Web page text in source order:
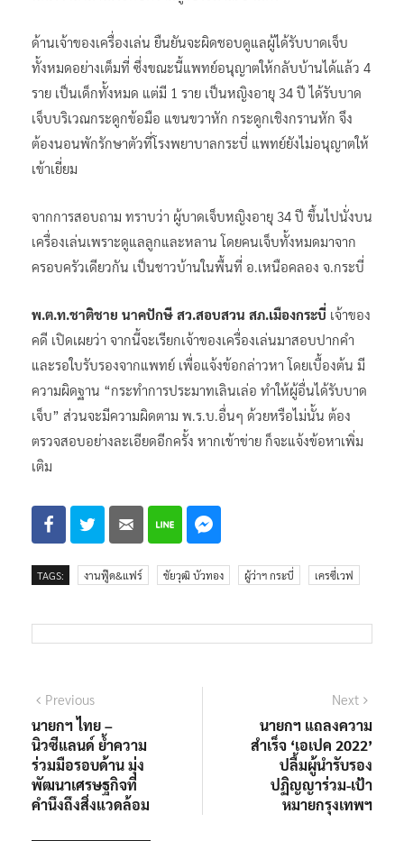
ด้านเจ้าของเครื่องเล่น ยืนยันจะผิดชอบดูแลผู้ได้รับบาดเจ็บ
ทั้งหมดอย่างเต็มที่ ซึ่งขณะนี้แพทย์อนุญาตให้กลับบ้านได้แล้ว 4
ราย เป็นเด็กทั้งหมด แต่มี 1 ราย เป็นหญิงอายุ 34 ปี ได้รับบาด
เจ็บบริเวณกระดูกข้อมือ แขนขวาหัก กระดูกเชิงกรานหัก จึง
ต้องนอนพักรักษาตัวที่โรงพยาบาลกระบี่ แพทย์ยังไม่อนุญาตให้
เข้าเยี่ยม
จากการสอบถาม ทราบว่า ผู้บาดเจ็บหญิงอายุ 34 ปี ขึ้นไปนั่งบน
เครื่องเล่นเพราะดูแลลูกและหลาน โดยคนเจ็บทั้งหมดมาจาก
ครอบครัวเดียวกัน เป็นชาวบ้านในพื้นที่ อ.เหนือคลอง จ.กระบี่
พ.ต.ท.ชาติชาย นาคปักษี สว.สอบสวน สภ.เมืองกระบี่ เจ้าของ
คดี เปิดเผยว่า จากนี้จะเรียกเจ้าของเครื่องเล่นมาสอบปากคำ
และรอใบรับรองจากแพทย์ เพื่อแจ้งข้อกล่าวหา โดยเบื้องต้น มี
ความผิดฐาน “กระทำการประมาทเลินเล่อ ทำให้ผู้อื่นได้รับบาด
เจ็บ” ส่วนจะมีความผิดตาม พ.ร.บ.อื่นๆ ด้วยหรือไม่นั้น ต้อง
ตรวจสอบอย่างละเอียดอีกครั้ง หากเข้าข่าย ก็จะแจ้งข้อหาเพิ่ม
เติม
TAGS: งานฟู๊ด&แฟร์ ชัยวุฒิ บัวทอง ผู้ว่าฯ กระบี่ เครซี่เวฟ
แนะแนว
เรื่อง
PreviousPrevious
post:
นายกฯ ไทย –
นิวซีแลนด์ ย้ำความ
ร่วมมือรอบด้าน มุ่ง
พัฒนาเศรษฐกิจที่
คำนึงถึงสิ่งแวดล้อม
Next
นายกฯ แถลงความ
สำเร็จ ‘เอเปค 2022’
ปลื้มผู้นำรับรอง
ปฏิญญาร่วม-เป้า
หมายกรุงเทพฯ